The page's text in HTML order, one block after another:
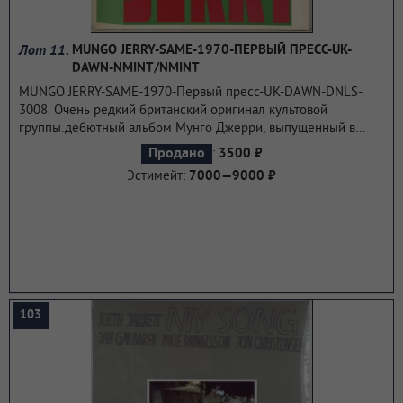
Лот 11. MUNGO JERRY-SAME-1970-ПЕРВЫЙ ПРЕСС-UK-
DAWN-NMINT/NMINT
MUNGO JERRY-SAME-1970-Первый пресс-UK-DAWN-DNLS-
3008. Очень редкий британский оригинал культовой
группы.дебютный альбом Мунго Джерри, выпущенный в
1970 году. В первоначальном британском выпуске были
надписи на передней части рукава и групповая фотография
внутри, которая казалась трехмерной при просмотре через
Продано : 3500 ₽
Эстимейт: 7000—9000 ₽
103